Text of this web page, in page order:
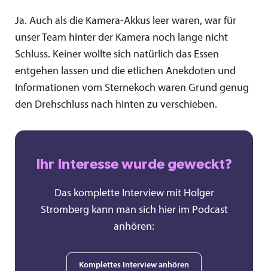
Ja. Auch als die Kamera-Akkus leer waren, war für
unser Team hinter der Kamera noch lange nicht
Schluss. Keiner wollte sich natürlich das Essen
entgehen lassen und die etlichen Anekdoten und
Informationen vom Sternekoch waren Grund genug
den Drehschluss nach hinten zu verschieben.
Ihr Interesse wurde geweckt?
Das komplette Interview mit Holger
Stromberg kann man sich hier im Podcast
anhören:
Komplettes Interview anhören